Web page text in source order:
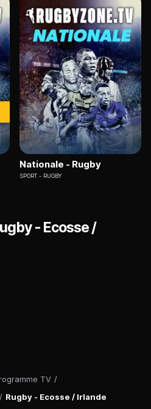
TV /
/ Rugby - Ecosse / Irlande
Nationale - Rugby
SPORT RUGBY
- Ecosse /